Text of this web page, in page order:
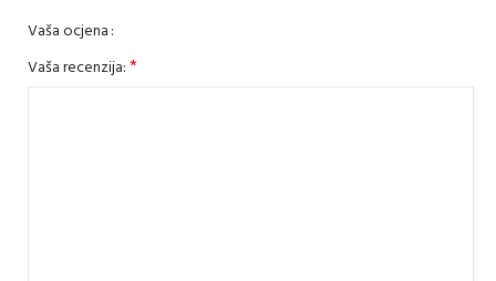
Vaša ocjena
Vaša recenzija:*